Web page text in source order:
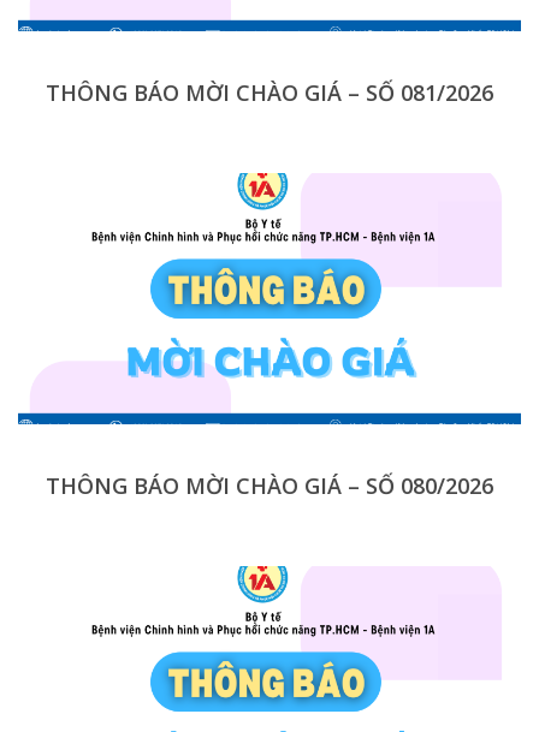
THÔNG BÁO MỜI CHÀO GIÁ – SỐ 081/2026
THÔNG BÁO MỜI CHÀO GIÁ – SỐ 080/2026